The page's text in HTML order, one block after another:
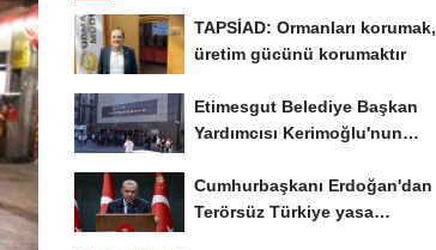
TAPSİAD: Ormanları korumak,
üretim gücünü korumaktır
Etimesgut Belediye Başkan
Yardımcısı Kerimoğlu'nun
Cumhurbaşkanı Erdoğan'dan
Terörsüz Türkiye yasa